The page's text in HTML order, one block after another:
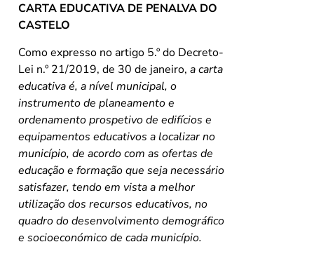
CARTA EDUCATIVA DE PENALVA DO
CASTELO
Como expresso no artigo 5.º do Decreto-
Lei n.º 21/2019, de 30 de janeiro, a carta
educativa é, a nível municipal, o
instrumento de planeamento e
ordenamento prospetivo de edifícios e
equipamentos educativos a localizar no
município, de acordo com as ofertas de
educação e formação que seja necessário
satisfazer, tendo em vista a melhor
utilização dos recursos educativos, no
quadro do desenvolvimento demográfico
e socioeconómico de cada município.